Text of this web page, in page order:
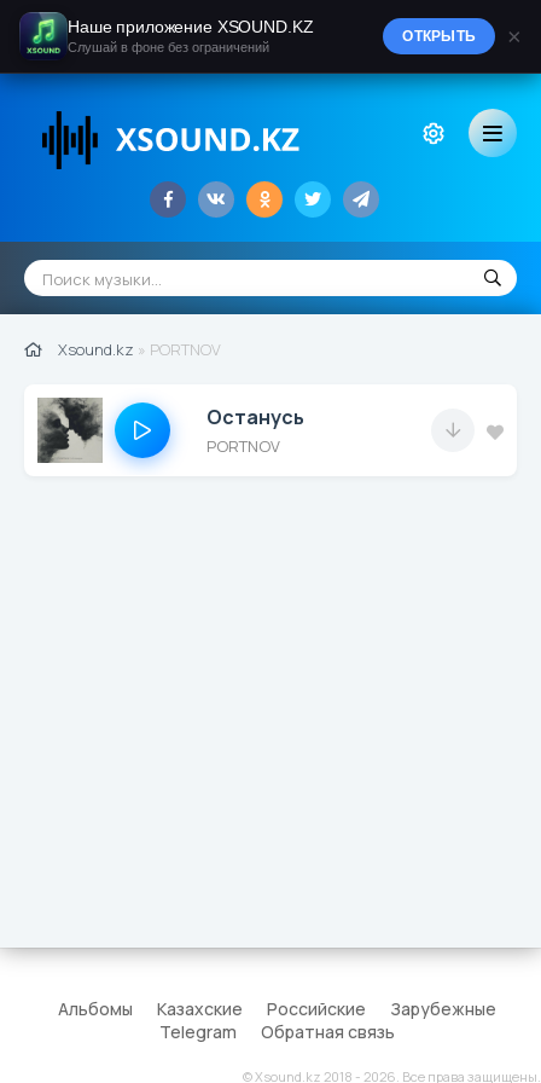
Xsound.kz » PORTNOV
Останусь
PORTNOV
Альбомы Казахские Российские
Зарубежные
Telegram
Обратная связь
© Xsound.kz 2018 - 2026. Все права защищены.
Наше приложение XSOUND.KZ
Слушай в фоне без ограничений
ОТКРЫТЬ ×